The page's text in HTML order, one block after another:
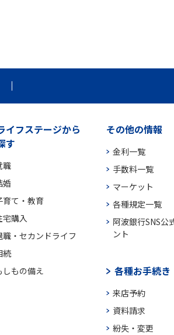
イフステージから
す
職
婚
育て・教育
宅購入
職・セカンドライフ
続
しもの備え
その他の情報
金利一覧
手数料一覧
マーケット
各種規定一覧
阿波銀行SNS公
ント
各種お手続き
来店予約
資料請求
紛失・変更